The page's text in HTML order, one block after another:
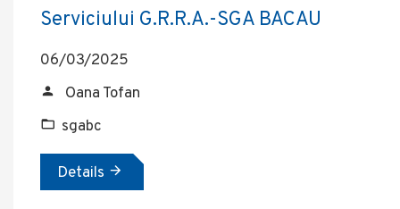
Serviciului G.R.R.A.-SGA BACAU
06/03/2025
Oana Tofan
sgabc
Details